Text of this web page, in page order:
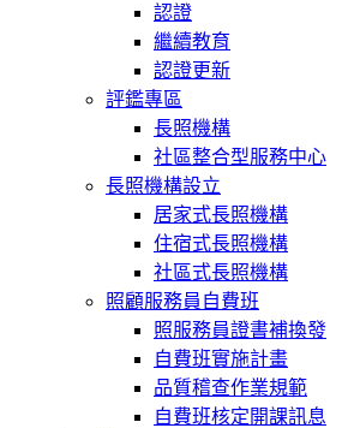
認證
繼續教育
認證更新
評鑑專區
長照機構
社區整合型服務中心
長照機構設立
居家式長照機構
住宿式長照機構
社區式長照機構
照顧服務員自費班
照服務員證書補換發
自費班實施計畫
品質稽查作業規範
自費班核定開課訊息